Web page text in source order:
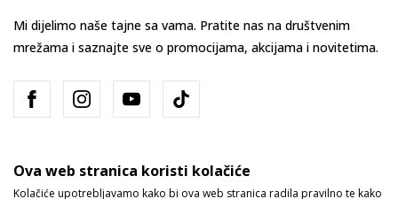
Mi dijelimo naše tajne sa vama. Pratite nas na društvenim
mrežama i saznajte sve o promocijama, akcijama i novitetima.
Ova web stranica koristi kolačiće
Kolačiće upotrebljavamo kako bi ova web stranica radila pravilno te kako